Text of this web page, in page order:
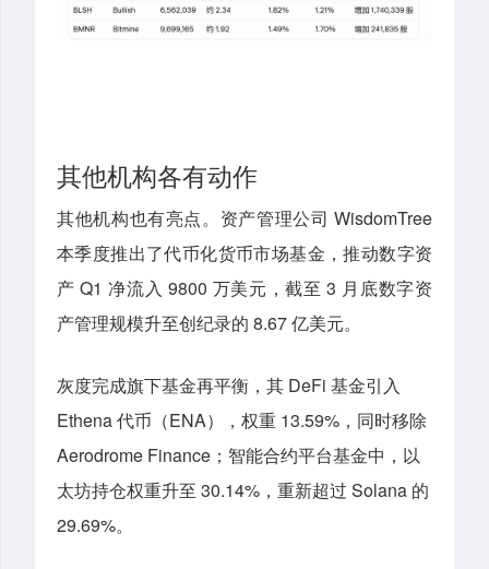
其他机构各有动作
其他机构也有亮点。 资产管理公司 WisdomTree
本季度推出了代币化货币市场基金，推动数字资
产 Q1 净流入 9800 万美元，截至 3 月底数字资
产管理规模升至创纪录的 8.67 亿美元。
灰度完成旗下基金再平衡，其 DeFi 基金引入
Ethena 代币（ENA），权重 13.59%，同时移除
Aerodrome Finance；智能合约平台基金中，以
太坊持仓权重升至 30.14%，重新超过 Solana 的
29.69%。